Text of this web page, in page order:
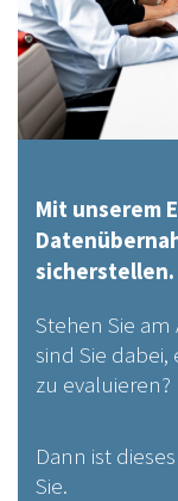
Mit unserem
sicherstellen.
Stehen Sie am
sind Sie dabei,
zu evaluieren?
Dann ist
Sie.